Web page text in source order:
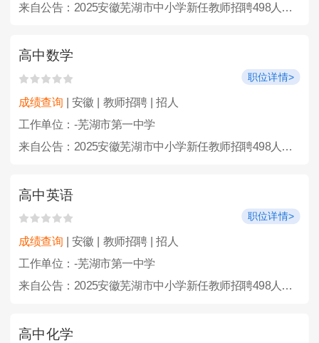
来自公告：2025安徽芜湖市中小学新任教师招聘498人公告
高中数学
职位详情>
成绩查询 | 安徽 | 教师招聘 | 招人
工作单位：-芜湖市第一中学
来自公告：2025安徽芜湖市中小学新任教师招聘498人公告
高中英语
职位详情>
成绩查询 | 安徽 | 教师招聘 | 招人
工作单位：-芜湖市第一中学
来自公告：2025安徽芜湖市中小学新任教师招聘498人公告
高中化学